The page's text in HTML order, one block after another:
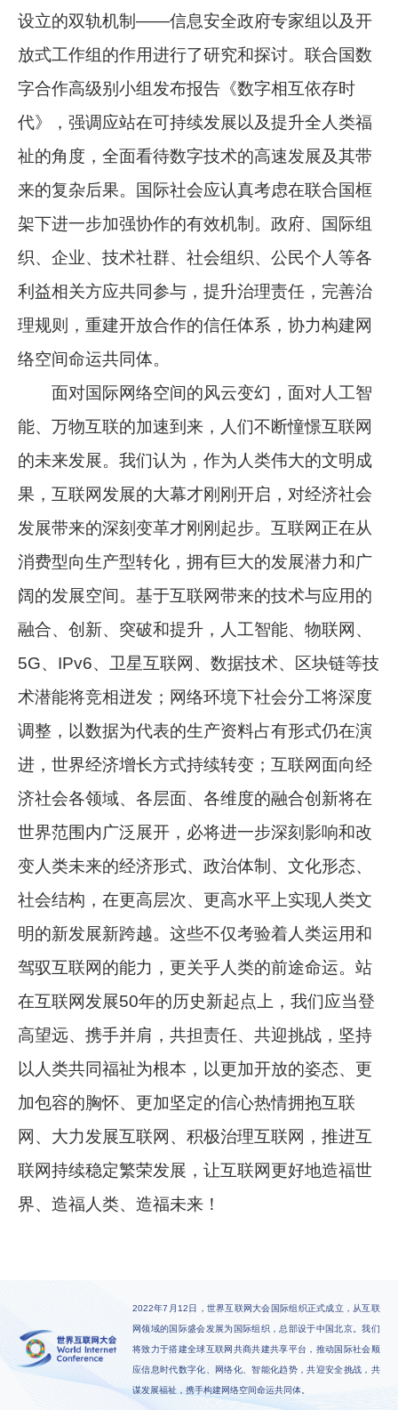
设立的双轨机制——信息安全政府专家组以及开
放式工作组的作用进行了研究和探讨。联合国数
字合作高级别小组发布报告《数字相互依存时
代》，强调应站在可持续发展以及提升全人类福
祉的角度，全面看待数字技术的高速发展及其带
来的复杂后果。国际社会应认真考虑在联合国框
架下进一步加强协作的有效机制。政府、国际组
织、企业、技术社群、社会组织、公民个人等各
利益相关方应共同参与，提升治理责任，完善治
理规则，重建开放合作的信任体系，协力构建网
络空间命运共同体。
面对国际网络空间的风云变幻，面对人工智
能、万物互联的加速到来，人们不断憧憬互联网
的未来发展。我们认为，作为人类伟大的文明成
果，互联网发展的大幕才刚刚开启，对经济社会
发展带来的深刻变革才刚刚起步。互联网正在从
消费型向生产型转化，拥有巨大的发展潜力和广
阔的发展空间。基于互联网带来的技术与应用的
融合、创新、突破和提升，人工智能、物联网、
5G、IPv6、卫星互联网、数据技术、区块链等技
术潜能将竞相迸发；网络环境下社会分工将深度
调整，以数据为代表的生产资料占有形式仍在演
进，世界经济增长方式持续转变；互联网面向经
济社会各领域、各层面、各维度的融合创新将在
世界范围内广泛展开，必将进一步深刻影响和改
变人类未来的经济形式、政治体制、文化形态、
社会结构，在更高层次、更高水平上实现人类文
明的新发展新跨越。这些不仅考验着人类运用和
驾驭互联网的能力，更关乎人类的前途命运。站
在互联网发展50年的历史新起点上，我们应当登
高望远、携手并肩，共担责任、共迎挑战，坚持
以人类共同福祉为根本，以更加开放的姿态、更
加包容的胸怀、更加坚定的信心热情拥抱互联
网、大力发展互联网、积极治理互联网，推进互
联网持续稳定繁荣发展，让互联网更好地造福世
界、造福人类、造福未来！
2022年7月12日，世界互联网大会国际组织正式成立，从互联
网领域的国际盛会发展为国际组织，总部设于中国北京。我们
将致力于搭建全球互联网共商共建共享平台，推动国际社会顺
应信息时代数字化、网络化、智能化趋势，共迎安全挑战，共
谋发展福祉，携手构建网络空间命运共同体。